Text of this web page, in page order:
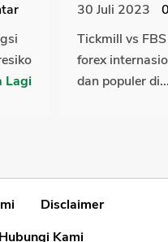
Lagi
30 Juli 2023
Tickmill vs
forex
dan populer
Disclaimer
Hubungi Kami